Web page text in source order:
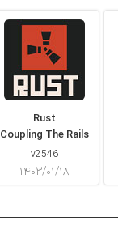
Rust
Coupling The Rails
v2546
۱۴۰۳/۰۱/۱۸